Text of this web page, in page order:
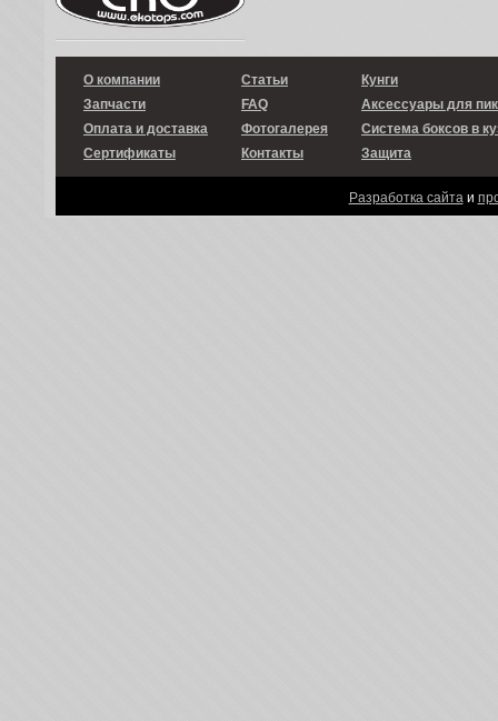
О компании
Запчасти
Оплата и доставка
Сертификаты
Статьи
FAQ
Фотогалерея
Контакты
Кунги
Аксессуары для
Система боксов в
Защита
Разработка сайтаи